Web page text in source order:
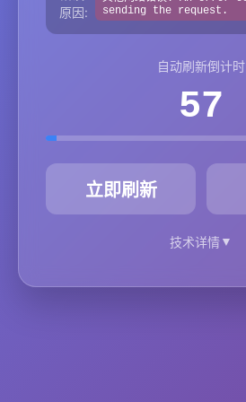
原因:
sending the request.
自动刷新倒计时
57
立即刷新
技术详情▼